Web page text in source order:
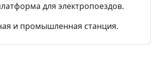
для электропоездов.
и промышленная станция.